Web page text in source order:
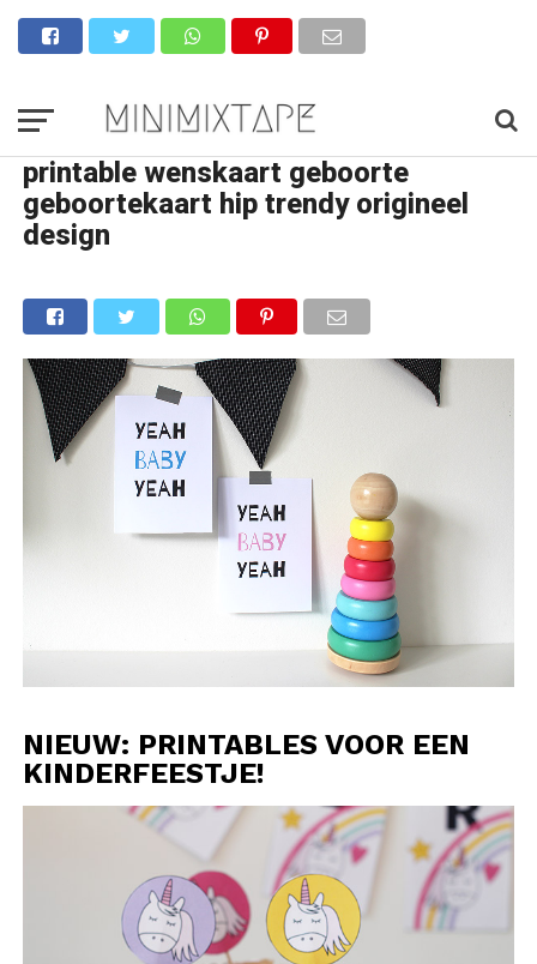
printable wenskaart geboorte
geboortekaart hip trendy origineel
design
NIEUW: PRINTABLES VOOR EEN
KINDERFEESTJE!